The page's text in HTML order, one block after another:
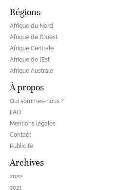
Régions
Afrique du Nord
Afrique de l’Ouest
Afrique Centrale
Afrique de l’Est
Afrique Australe
À propos
Qui sommes-nous ?
FAQ
Mentions légales
Contact
Publicité
Archives
2022
2021